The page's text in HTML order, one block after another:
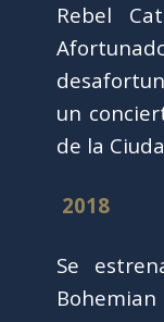
Rebel
un
de la
2018
Se